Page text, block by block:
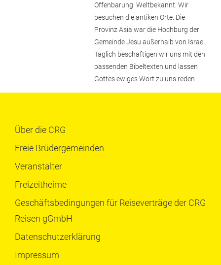
Offenbarung. Weltbekannt. Wir
besuchen die antiken Orte. Die
Provinz Asia war die Hochburg der
Gemeinde Jesu außerhalb von Israel.
Täglich beschäftigen wir uns mit den
passenden Bibeltexten und lassen
Gottes ewiges Wort zu uns reden….
Über die CRG
Freie Brüdergemeinden
Veranstalter
Freizeitheime
Geschäftsbedingungen für Reiseverträge der CRG
Reisen gGmbH
Datenschutzerklärung
Impressum